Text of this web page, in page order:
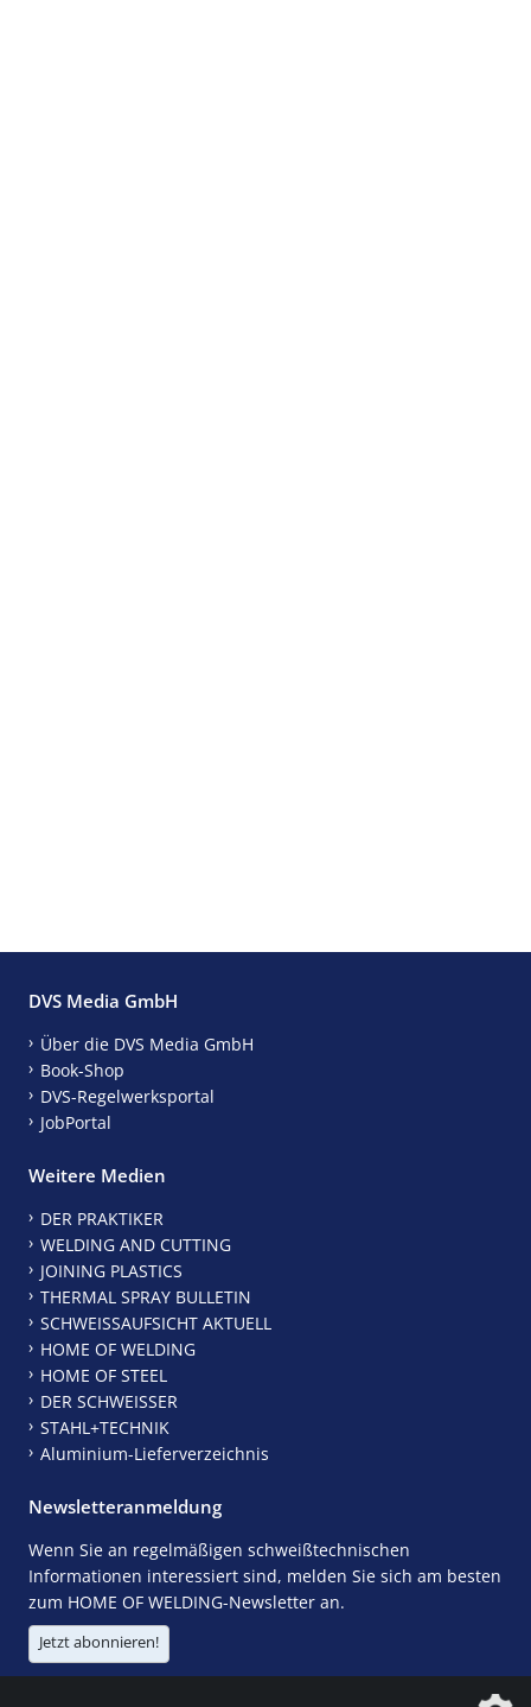
DVS Media GmbH
Über die DVS Media GmbH
Book-Shop
DVS-Regelwerksportal
JobPortal
Weitere Medien
DER PRAKTIKER
WELDING AND CUTTING
JOINING PLASTICS
THERMAL SPRAY BULLETIN
SCHWEISSAUFSICHT AKTUELL
HOME OF WELDING
HOME OF STEEL
DER SCHWEISSER
STAHL+TECHNIK
Aluminium-Lieferverzeichnis
Newsletteranmeldung
Wenn Sie an regelmäßigen schweißtechnischen
Informationen interessiert sind, melden Sie sich am besten
zum HOME OF WELDING-Newsletter an.
Jetzt abonnieren!